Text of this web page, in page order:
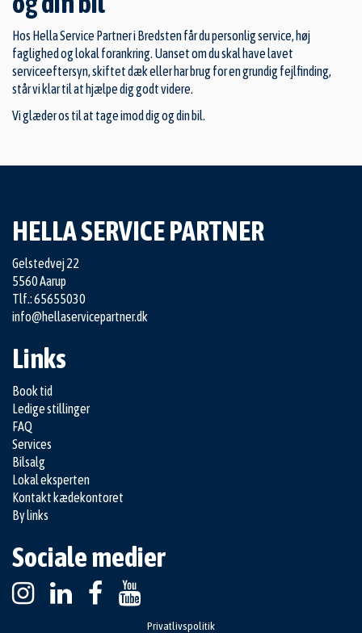
Hos Hella Service Partner i Bredsten får du personlig service, høj
faglighed og lokal forankring. Uanset om du skal have lavet
serviceeftersyn, skiftet dæk eller har brug for en grundig fejlfinding,
står vi klar til at hjælpe dig godt videre.
Vi glæder os til at tage imod dig og din bil.
HELLA SERVICE PARTNER
Gelstedvej 22
5560 Aarup
Tlf.: 65655030
info@hellaservicepartner.dk
Links
Book tid
Ledige stillinger
FAQ
Services
Bilsalg
Lokal eksperten
Kontakt kædekontoret
By links
Sociale medier
Privatlivspolitik